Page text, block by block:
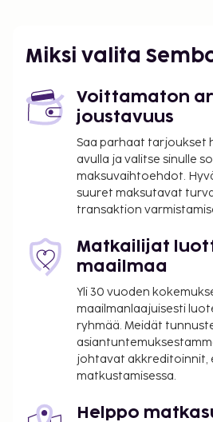
terassi, puutarha ja ilmainen
internetyhteys.
Majoituspaikka veloittaa
suoritettavat maksut.
sovellettavat verot:
Takuumaksu vaurioiden
yöpyminen
Tässä on mainittu kaikki
Miksi valita
Voittamaton
joustavuus
Saa parhaat tarjoukset
avulla ja valitse sinulle
maksuvaihtoehdot.
suuret maksutavat
transaktion
Matkailijat
maailmaa
Yli 30 vuoden
maailmanlaajuisesti
ryhmää. Meidät
johtavat akkreditoinnit,
matkustamisessa.
Helppo